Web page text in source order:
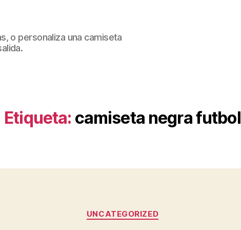
o personaliza una camiseta
Etiqueta: camiseta negra futbol
Categorías
UNCATEGORIZED